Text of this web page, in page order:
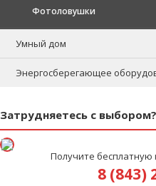
Фотоловушки
Умный дом
Энергосберегающее
Затрудняетесь с выбором?
Получите бесплатную
8 (843)